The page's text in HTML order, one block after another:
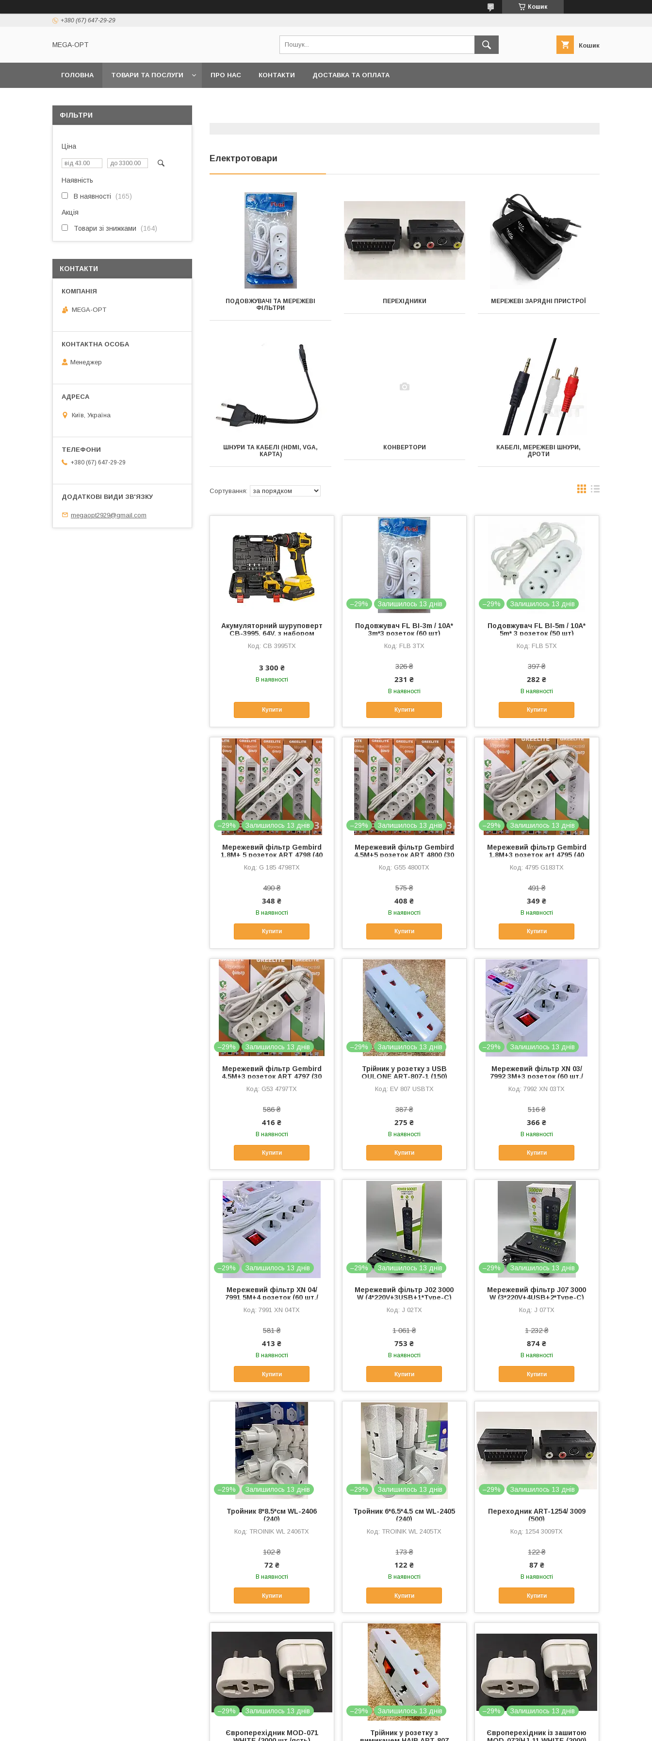
Кошик
+380 (67) 647-29-29
MEGA-OPT Кошик
ГОЛОВНА ТОВАРИ ТА ПОСЛУГИ ПРО НАС КОНТАКТИ ДОСТАВКА ТА ОПЛАТА
Електротовари
ПОДОВЖУВАЧІ ТА МЕРЕЖЕВІ
ФІЛЬТРИ
ПЕРЕХІДНИКИ МЕРЕЖЕВІ ЗАРЯДНІ ПРИСТРОЇ
ШНУРИ ТА КАБЕЛІ (HDMI, VGA,
КАРТА)
КОНВЕРТОРИ
КАБЕЛІ, МЕРЕЖЕВІ ШНУРИ,
ДРОТИ
Акумуляторний шуруповерт
CB-3995, 64V, з набором
(10)
CB 3995TX
3 300 ₴
В наявності
Купити
–29% Залишилось 13 днів
Подовжувач FL BI-3m / 10A*
3m*3 розеток (60 шт)
FLB 3TX
326 ₴
231 ₴
В наявності
Купити
–29% Залишилось 13 днів
Подовжувач FL BI-5m / 10A*
5m* 3 розеток (50 шт)
FLB 5TX
397 ₴
282 ₴
В наявності
Купити
–29% Залишилось 13 днів
Мережевий фільтр Gembird
1.8M+ 5 розеток ART 4798 (40
G 185 4798TX
490 ₴
348 ₴
В наявності
Купити
–29% Залишилось 13 днів
Мережевий фільтр Gembird
4.5M+5 розеток ART 4800 (30
G55 4800TX
575 ₴
408 ₴
В наявності
Купити
–29% Залишилось 13 днів
Мережевий фільтр Gembird
1.8M+3 розеток art 4795 (40
4795 G183TX
491 ₴
349 ₴
В наявності
Купити
–29% Залишилось 13 днів
Мережевий фільтр Gembird
4,5M+3 розеток ART 4797 (30
G53 4797TX
586 ₴
416 ₴
В наявності
Купити
–29% Залишилось 13 днів
Трійник у розетку з USB
OULONE ART-807-1 (150)
EV 807 USBTX
387 ₴
275 ₴
В наявності
Купити
–29% Залишилось 13 днів
Мережевий фільтр XN 03/
7992 3M+3 розеток (60 шт./
7992 XN 03TX
516 ₴
366 ₴
В наявності
Купити
–29% Залишилось 13 днів
Мережевий фільтр XN 04/
7991 5M+4 розеток (60 шт./
7991 XN 04TX
581 ₴
413 ₴
В наявності
Купити
–29% Залишилось 13 днів
Мережевий фільтр J02 3000
W (4*220V+3USB+1*Type-C)
J 02TX
1 061 ₴
753 ₴
В наявності
Купити
–29% Залишилось 13 днів
Мережевий фільтр J07 3000
W (3*220V+4USB+2*Type-C)
J 07TX
1 232 ₴
874 ₴
В наявності
Купити
–29% Залишилось 13 днів
Тройник 8*8.5*см WL-2406
(240)
TROINIK WL 2406TX
102 ₴
72 ₴
В наявності
Купити
–29% Залишилось 13 днів
Тройник 6*6.5*4.5 см WL-2405
(240)
TROINIK WL 2405TX
173 ₴
122 ₴
В наявності
Купити
–29% Залишилось 13 днів
Переходник ART-1254/ 3009
(500)
1254 3009TX
122 ₴
87 ₴
В наявності
Купити
–29% Залишилось 13 днів
Європерехідник MOD-071
–29% Залишилось 13 днів
Трійник у розетку з
–29% Залишилось 13 днів
Європерехідник із зашитою
ФІЛЬТРИ
Ціна
Наявність
В наявності 165
Акція
Товари зі знижками 164
КОНТАКТИ
MEGA-OPT
Менеджер
Київ, Україна
+380 (67) 647-29-29
megaopt2929@gmail.com